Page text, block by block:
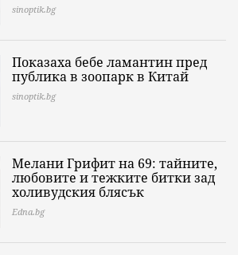
sinoptik.bg
Показаха бебе ламантин пред
публика в зоопарк в Китай
sinoptik.bg
Мелани Грифит на 69: тайните,
любовите и тежките битки зад
холивудския блясък
Edna.bg